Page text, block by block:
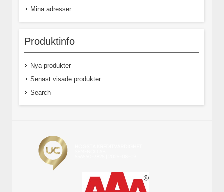
Mina adresser
Produktinfo
Nya produkter
Senast visade produkter
Search